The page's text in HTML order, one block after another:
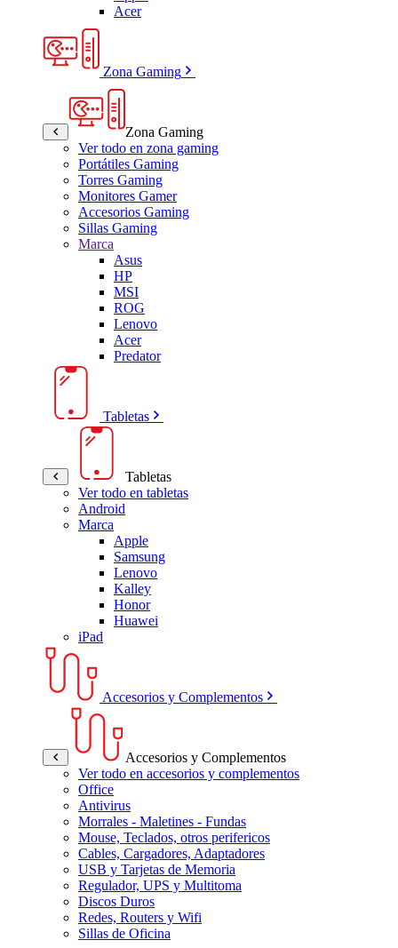
Acer
Zona Gaming
Zona Gaming
Ver todo en zona gaming
Portátiles Gaming
Torres Gaming
Monitores Gamer
Accesorios Gaming
Sillas Gaming
Marca
Asus
HP
MSI
ROG
Lenovo
Acer
Predator
Tabletas
Tabletas
Ver todo en tabletas
Android
Marca
Apple
Samsung
Lenovo
Kalley
Honor
Huawei
iPad
Accesorios y Complementos
Accesorios y Complementos
Ver todo en accesorios y complementos
Office
Antivirus
Morrales - Maletines - Fundas
Mouse, Teclados, otros perifericos
Cables, Cargadores, Adaptadores
USB y Tarjetas de Memoria
Regulador, UPS y Multitoma
Discos Duros
Redes, Routers y Wifi
Sillas de Oficina